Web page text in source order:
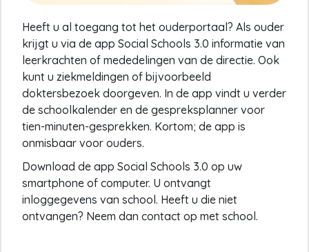
Heeft u al toegang tot het ouderportaal? Als ouder
krijgt u via de app Social Schools 3.0 informatie van
leerkrachten of mededelingen van de directie. Ook
kunt u ziekmeldingen of bijvoorbeeld
doktersbezoek doorgeven. In de app vindt u verder
de schoolkalender en de gespreksplanner voor
tien-minuten-gesprekken. Kortom; de app is
onmisbaar voor ouders.
Download de app Social Schools 3.0 op uw
smartphone of computer. U ontvangt
inloggegevens van school. Heeft u die niet
ontvangen? Neem dan contact op met school.